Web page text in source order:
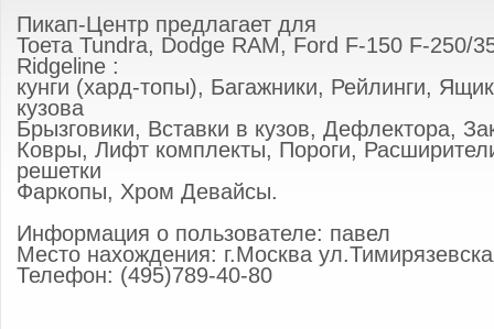
Пикап-Центр предлагает для
Тоета Tundra, Dodge RAM, Ford F-150 F-250/
Ridgeline :
кунги (хард-топы), Багажники, Рейлинги,
кузова
Брызговики, Вставки в кузов, Дефлектора,
Ковры, Лифт комплекты, Пороги,
решетки
Фаркопы, Хром Девайсы.
Информация о пользователе: павел
Место нахождения: г.Москва
Телефон: (495)789-40-80